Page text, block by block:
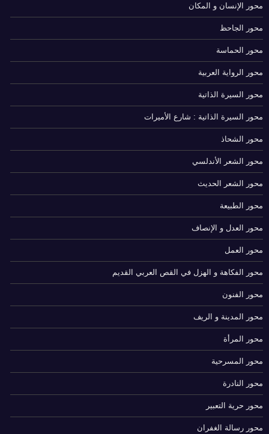
محور الإنسان و المكان
محور الجاحظ
محور الحماسة
محور الرواية العربية
محور السيرة الذاتية
محور السيرة الذاتية : شارع الأميرات
محور الشحاذ
محور الشعر الأندلسي
محور الشعر الحديث
محور الطبيعة
محور العدل و الإنصاف
محور العمل
محور الفكاهة و الهزل في القص العربي القديم
محور الفنون
محور المدينة و الريف
محور المرأة
محور المسرحية
محور النادرة
محور حرية التعبير
محور رسالة الغفران